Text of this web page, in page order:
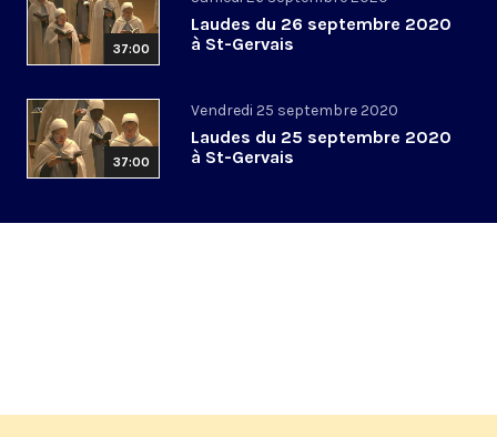
37:00
Laudes du 26 septembre 2020
à St-Gervais
37:00
Vendredi 25 septembre 2020
Laudes du 25 septembre 2020
à St-Gervais